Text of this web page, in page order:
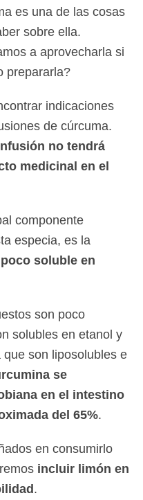
es una de las cosas
sobre ella.
a aprovecharla si
prepararla?
indicaciones
de cúrcuma.
no tendrá
medicinal en el
componente
especia, es la
soluble en
son poco
solubles en etanol y
son liposolubles e
se
en el intestino
del 65%.
en consumirlo
incluir limón en
.